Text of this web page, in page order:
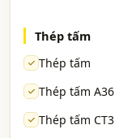
Thép tấm
Thép tấm
Thép tấm A36
Thép tấm CT3